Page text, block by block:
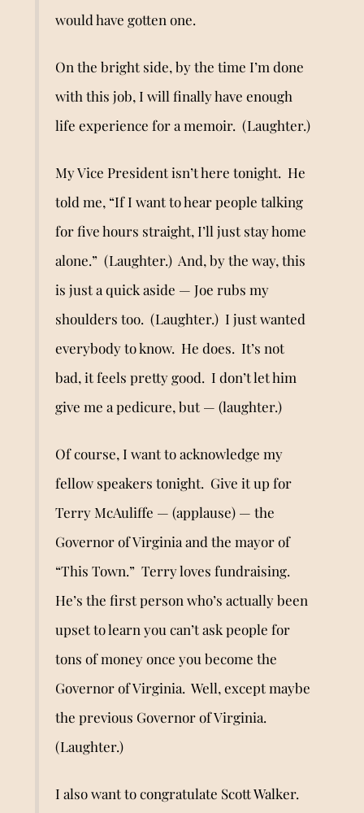
would have gotten one.
On the bright side, by the time I’m done
with this job, I will finally have enough
life experience for a memoir. (Laughter.)
My Vice President isn’t here tonight. He
told me, “If I want to hear people talking
for five hours straight, I’ll just stay home
alone.” (Laughter.) And, by the way, this
is just a quick aside — Joe rubs my
shoulders too. (Laughter.) I just wanted
everybody to know. He does. It’s not
bad, it feels pretty good. I don’t let him
give me a pedicure, but — (laughter.)
Of course, I want to acknowledge my
fellow speakers tonight. Give it up for
Terry McAuliffe — (applause) — the
Governor of Virginia and the mayor of
“This Town.” Terry loves fundraising.
He’s the first person who’s actually been
upset to learn you can’t ask people for
tons of money once you become the
Governor of Virginia. Well, except maybe
the previous Governor of Virginia.
(Laughter.)
I also want to congratulate Scott Walker.